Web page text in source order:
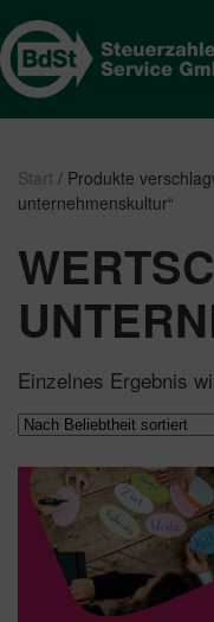
Start / Produkte
unternehmenskultur“
Einzelnes Ergebnis